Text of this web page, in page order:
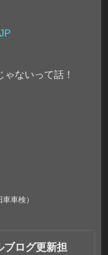
ないって話！
車検）
ログ更新担